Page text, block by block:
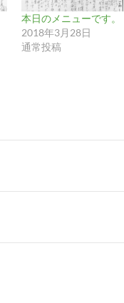
本日のメニューです。
2018年3月28日
通常投稿